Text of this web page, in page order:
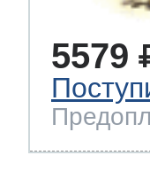
5579